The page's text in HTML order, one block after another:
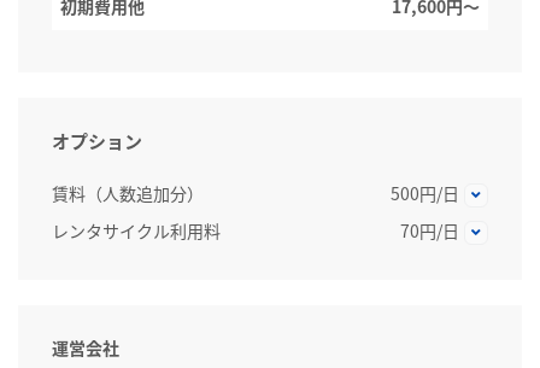
初期費用他 17,600円〜
オプション
賃料（人数追加分）
500円/日
レンタサイクル利用料
70円/日
運営会社